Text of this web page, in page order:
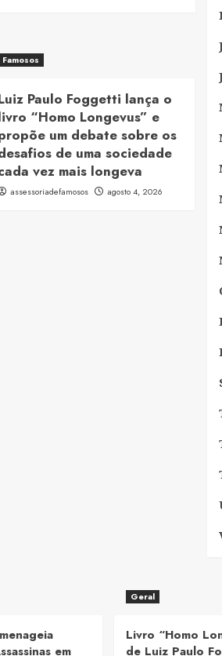
Famosos
Paulo Foggetti lança o
“Homo Longevus” e
um debate sobre os
de uma sociedade
vez mais longeva
assessoriadefamosos agosto 4, 2026
em
Geral
Livro “Homo
de Luiz Paulo